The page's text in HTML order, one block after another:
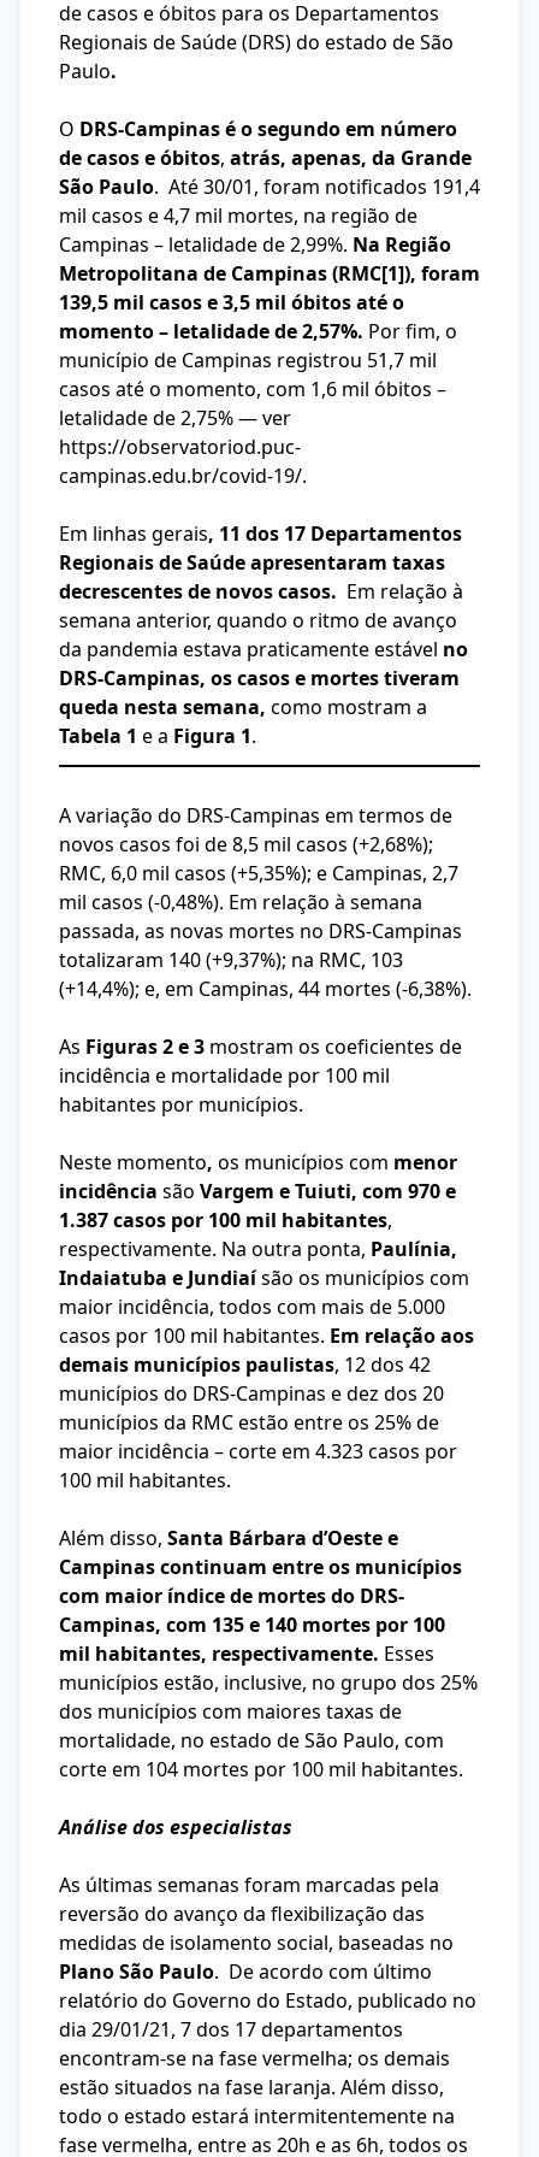
de casos e óbitos para os Departamentos
Regionais de Saúde (DRS) do estado de São
Paulo.
O DRS-Campinas é o segundo em número
de casos e óbitos, atrás, apenas, da Grande
São Paulo. Até 30/01, foram notificados 191,4
mil casos e 4,7 mil mortes, na região de
Campinas – letalidade de 2,99%. Na Região
Metropolitana de Campinas (RMC[1]), foram
139,5 mil casos e 3,5 mil óbitos até o
momento – letalidade de 2,57%. Por fim, o
município de Campinas registrou 51,7 mil
casos até o momento, com 1,6 mil óbitos –
letalidade de 2,75% — ver
https://observatoriod.puc-
campinas.edu.br/covid-19/.
Em linhas gerais, 11 dos 17 Departamentos
Regionais de Saúde apresentaram taxas
decrescentes de novos casos. Em relação à
semana anterior, quando o ritmo de avanço
da pandemia estava praticamente estável no
DRS-Campinas, os casos e mortes tiveram
queda nesta semana, como mostram a
Tabela 1 e a Figura 1.
A variação do DRS-Campinas em termos de
novos casos foi de 8,5 mil casos (+2,68%);
RMC, 6,0 mil casos (+5,35%); e Campinas, 2,7
mil casos (-0,48%). Em relação à semana
passada, as novas mortes no DRS-Campinas
totalizaram 140 (+9,37%); na RMC, 103
(+14,4%); e, em Campinas, 44 mortes (-6,38%).
As Figuras 2 e 3 mostram os coeficientes de
incidência e mortalidade por 100 mil
habitantes por municípios.
Neste momento, os municípios com menor
incidência são Vargem e Tuiuti, com 970 e
1.387 casos por 100 mil habitantes,
respectivamente. Na outra ponta, Paulínia,
Indaiatuba e Jundiaísão os municípios com
maior incidência, todos com mais de 5.000
casos por 100 mil habitantes. Em relação aos
demais municípios paulistas, 12 dos 42
municípios do DRS-Campinas e dez dos 20
municípios da RMC estão entre os 25% de
maior incidência – corte em 4.323 casos por
100 mil habitantes.
Além disso, Santa Bárbara d’Oeste e
Campinas continuam entre os municípios
com maior índice de mortes do DRS-
Campinas, com 135 e 140 mortes por 100
mil habitantes, respectivamente. Esses
municípios estão, inclusive, no grupo dos 25%
dos municípios com maiores taxas de
mortalidade, no estado de São Paulo, com
corte em 104 mortes por 100 mil habitantes.
Análise dos especialistas
As últimas semanas foram marcadas pela
reversão do avanço da flexibilização das
medidas de isolamento social, baseadas no
Plano São Paulo. De acordo com último
relatório do Governo do Estado, publicado no
dia 29/01/21, 7 dos 17 departamentos
encontram-se na fase vermelha; os demais
estão situados na fase laranja. Além disso,
todo o estado estará intermitentemente na
fase vermelha, entre as 20h e as 6h, todos os